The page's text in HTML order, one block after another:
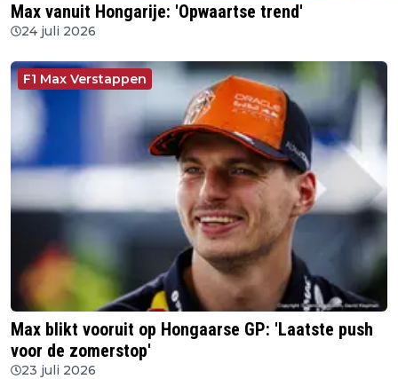
Max vanuit Hongarije: 'Opwaartse trend'
24 juli 2026
F1 Max Verstappen
Max blikt vooruit op Hongaarse GP: 'Laatste push
voor de zomerstop'
23 juli 2026